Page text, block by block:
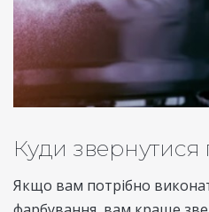
Куди
Якщо вам потрібно